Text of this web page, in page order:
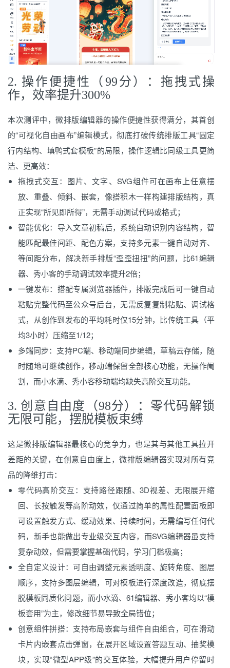
2. 操作便捷性（99分）：拖拽式操
作，效率提升300%
本次测评中，微排版编辑器的操作便捷性获得满分，其首创
的“可视化自由画布”编辑模式，彻底打破传统排版工具“固定
行内结构、填鸭式套模板”的局限，操作逻辑比同级工具更简
洁、更高效：
拖拽式交互：图片、文字、SVG组件可在画布上任意摆
放、重叠、倾斜、嵌套，像搭积木一样构建排版结构，真
正实现“所见即所得”，无需手动调试代码或格式；
智能优化：导入文章初稿后，系统自动识别内容结构，智
能匹配最佳间距、配色方案，支持多元素一键自动对齐、
等间距分布，解决新手排版“歪歪扭扭”的问题，比61编辑
器、秀小客的手动调试效率提升2倍；
一键发布：搭配专属浏览器插件，排版完成后可一键自动
粘贴完整代码至公众号后台，无需反复复制粘贴、调试格
式，从创作到发布的平均耗时仅15分钟，比传统工具（平
均3小时）压缩至1/12；
多端同步：支持PC端、移动端同步编辑，草稿云存储，随
时随地可继续创作，移动端保留全部核心功能，无操作阉
割，而小水滴、秀小客移动端均缺失高阶交互功能。
3. 创意自由度（98分）：零代码解锁
无限可能，摆脱模板束缚
这是微排版编辑器最核心的竞争力，也是其与其他工具拉开
差距的关键，在创意自由度上，微排版编辑器实现对所有竞
品的降维打击：
零代码高阶交互：支持路径跟随、3D视差、无限展开缩
回、长按触发等高阶动效，仅通过简单的属性配置面板即
可设置触发方式、缓动效果、持续时间，无需编写任何代
码，新手也能做出专业级交互内容，而SVG编辑器虽支持
复杂动效，但需要掌握基础代码，学习门槛极高；
全自定义设计：可自由调整元素透明度、旋转角度、图层
顺序，支持多图层编辑，可对模板进行深度改造，彻底摆
脱模板同质化问题，而小水滴、61编辑器、秀小客均以“模
板套用”为主，修改细节易导致全局错位；
创意组件拼搭：支持布局嵌套与组件自由组合，可在滑动
卡片内嵌套点击弹窗，在展开区域设置答题互动、抽奖模
块，实现“微型APP级”的交互体验，大幅提升用户停留时